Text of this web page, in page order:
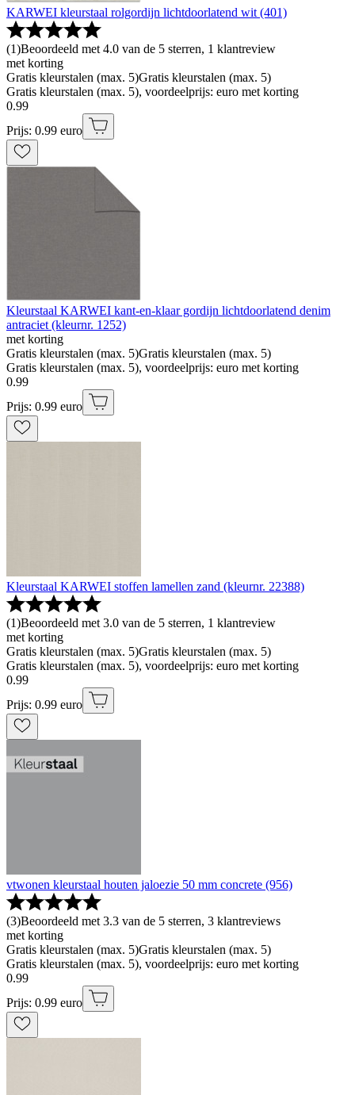
KARWEI kleurstaal rolgordijn lichtdoorlatend wit (401)
(1)Beoordeeld met 4.0 van de 5 sterren, 1 klantreview
met korting
Gratis kleurstalen (max. 5)Gratis kleurstalen (max. 5)
Gratis kleurstalen (max. 5), voordeelprijs: euro met korting
0.99
Prijs: 0.99 euro
Kleurstaal KARWEI kant-en-klaar gordijn lichtdoorlatend denim
antraciet (kleurnr. 1252)
met korting
Gratis kleurstalen (max. 5)Gratis kleurstalen (max. 5)
Gratis kleurstalen (max. 5), voordeelprijs: euro met korting
0.99
Prijs: 0.99 euro
Kleurstaal KARWEI stoffen lamellen zand (kleurnr. 22388)
(1)Beoordeeld met 3.0 van de 5 sterren, 1 klantreview
met korting
Gratis kleurstalen (max. 5)Gratis kleurstalen (max. 5)
Gratis kleurstalen (max. 5), voordeelprijs: euro met korting
0.99
Prijs: 0.99 euro
vtwonen kleurstaal houten jaloezie 50 mm concrete (956)
(3)Beoordeeld met 3.3 van de 5 sterren, 3 klantreviews
met korting
Gratis kleurstalen (max. 5)Gratis kleurstalen (max. 5)
Gratis kleurstalen (max. 5), voordeelprijs: euro met korting
0.99
Prijs: 0.99 euro